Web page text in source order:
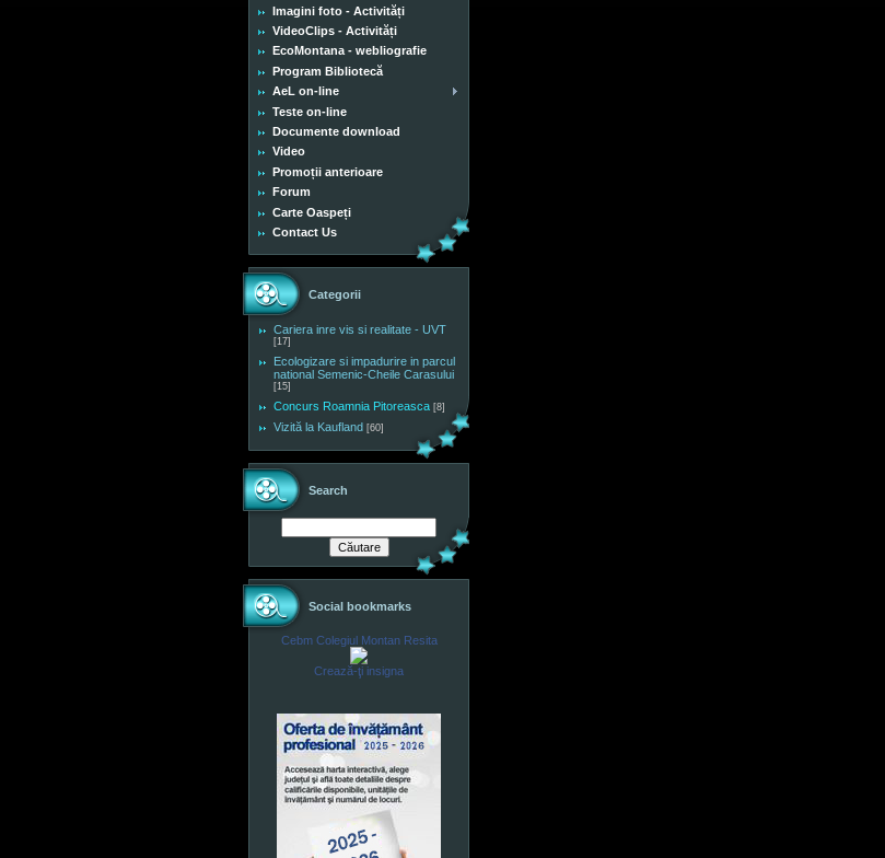
Imagini foto - Activități
VideoClips - Activități
EcoMontana - webliografie
Program Bibliotecă
AeL on-line
Teste on-line
Documente download
Video
Promoții anterioare
Forum
Carte Oaspeți
Contact Us
Categorii
Cariera inre vis si realitate - UVT
[17]
Ecologizare si impadurire in parcul
national Semenic-Cheile Carasului
[15]
Concurs Roamnia Pitoreasca [8]
Vizită la Kaufland [60]
Search
Social bookmarks
Cebm Colegiul Montan Resita
Crează-ţi insigna